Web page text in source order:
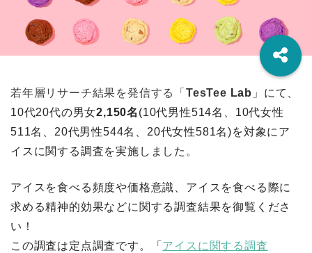
若年層リサーチ結果を発信する「 TesTee Lab 」にて、
10代20代の男女2,150名 (10代男性514名、10代女性
511名、20代男性544名、20代女性581名)を対象にア
イスに関する調査を実施しました。
アイスを食べる頻度や価格意識、アイスを食べる際に
求める精神的効果などに関する調査結果を御覧くださ
い！
この調査は定点調査です。「 アイスに関する調査